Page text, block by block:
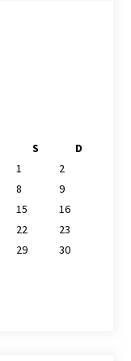
S
D
1
2
8
9
15
16
22
23
29
30